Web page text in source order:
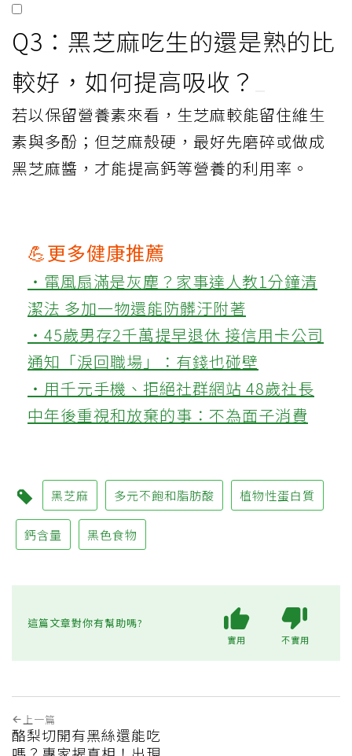
Q3：黑芝麻吃生的還是熟的比
較好，如何提高吸收？
若以保留營養素來看，生芝麻較能留住維生
素與多酚；但芝麻殼硬，最好先磨碎或做成
黑芝麻醬，才能提高鈣等營養的利用率。
💪更多健康推薦
‧電風扇滿是灰塵？家事達人教1分鐘清
潔法 多加一物還能防髒汙附著
‧45歲男存2千萬提早退休 接信用卡公司
通知「淚回職場」：有錢也碰壁
‧用千元手機、拒絕社群網站 48歲社長
中年後重視和放棄的事：不為面子消費
黑芝麻 多元不飽和脂肪酸 植物性蛋白質
鈣含量 黑色食物
這篇文章對你有幫助嗎?
實用 不實用
上一篇
酪梨切開有黑絲還能吃